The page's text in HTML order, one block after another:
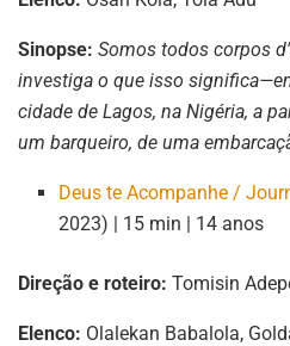
Sinopse: Somos todos corpos
investiga o que isso
cidade de Lagos, na Nigéria, a
um barqueiro, de uma
Deus te Acompanhe /
2023) | 15 min | 14 anos
Direção e roteiro: Tomisin
Elenco: Olalekan Babalola,